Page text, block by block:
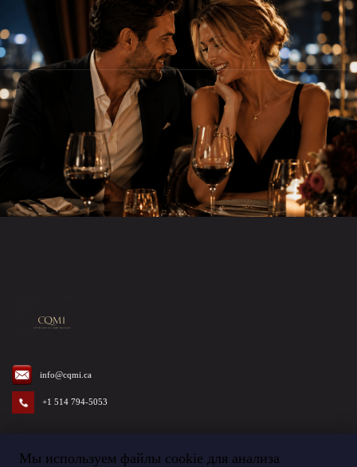
Мы используем файлы cookie для анализа
info@cqmi.ca
+1 514 794-5053